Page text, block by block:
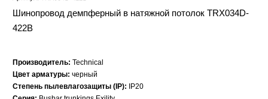
Шинопровод демпферный в натяжной потолок TRX034D-
422B
Производитель: Technical
Цвет арматуры: черный
Степень пылевлагозащиты (IP):
IP20